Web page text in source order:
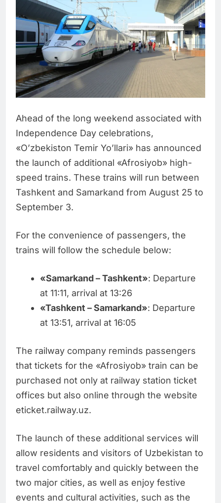
Ahead of the long weekend associated with
Independence Day celebrations,
«O’zbekiston Temir Yo’llari» has announced
the launch of additional «Afrosiyob» high-
speed trains. These trains will run between
Tashkent and Samarkand from August 25 to
September 3.
For the convenience of passengers, the
trains will follow the schedule below:
«Samarkand – Tashkent»: Departure
at 11:11, arrival at 13:26
«Tashkent – Samarkand»: Departure
at 13:51, arrival at 16:05
The railway company reminds passengers
that tickets for the «Afrosiyob» train can be
purchased not only at railway station ticket
offices but also online through the website
eticket.railway.uz.
The launch of these additional services will
allow residents and visitors of Uzbekistan to
travel comfortably and quickly between the
two major cities, as well as enjoy festive
events and cultural activities, such as the